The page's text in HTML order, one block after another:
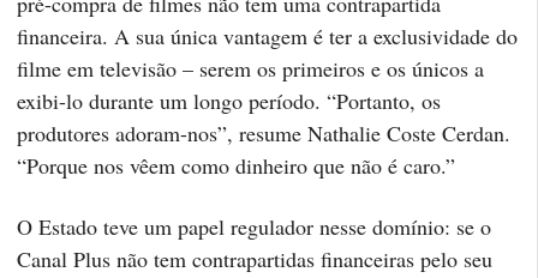
financeira. A sua única vantagem é ter a exclusividade do
filme em televisão – serem os primeiros e os únicos a
exibi-lo durante um longo período. “Portanto, os
produtores adoram-nos”, resume Nathalie Coste Cerdan.
“Porque nos vêem como dinheiro que não é caro.”
O Estado teve um papel regulador nesse domínio: se o
Canal Plus não tem contrapartidas financeiras pelo seu